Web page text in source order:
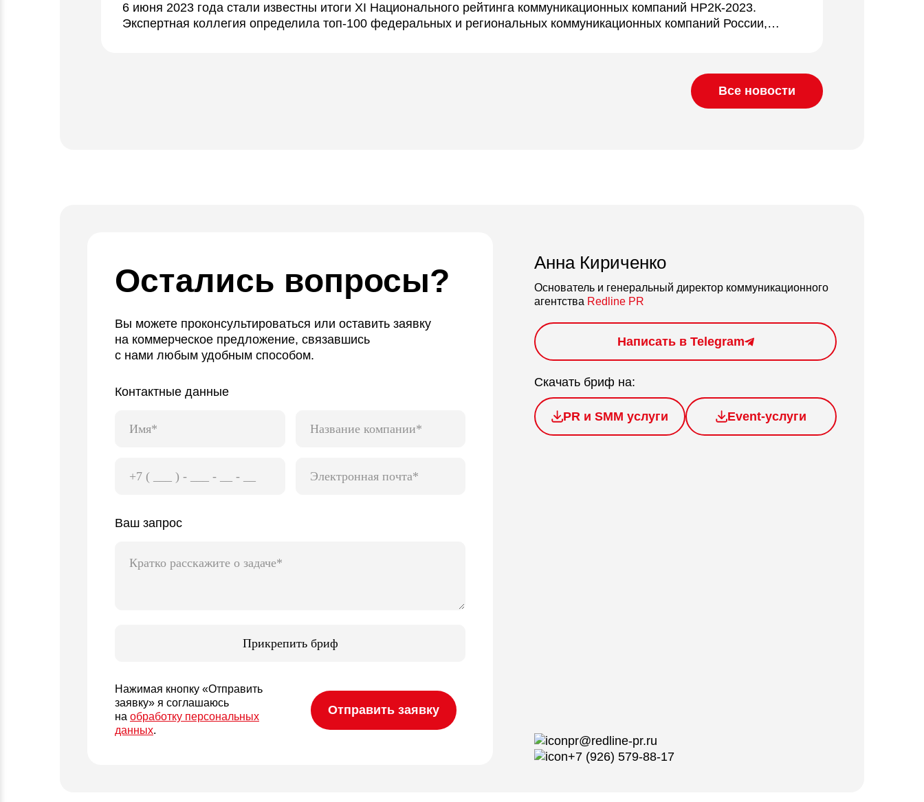
6 июня 2023 года стали известны итоги XI Национального рейтинга коммуникационных компаний НР2К-2023.
Экспертная коллегия определила топ-100 федеральных и региональных коммуникационных компаний России,
Все новости
Остались вопросы?
Вы можете проконсультироваться или оставить заявку
на коммерческое предложение, связавшись
с нами любым удобным способом.
Контактные данные
Ваш запрос
Прикрепить бриф
Нажимая кнопку «Отправить
заявку» я соглашаюсь
на обработку персональных
данных.
Анна Кириченко
Основатель и генеральный директор коммуникационного
агентства Redline PR
Написать в Telegram
Скачать бриф на:
PR и SMM услуги Event-услуги
pr@redline-pr.ru
+7 (926) 579-88-17